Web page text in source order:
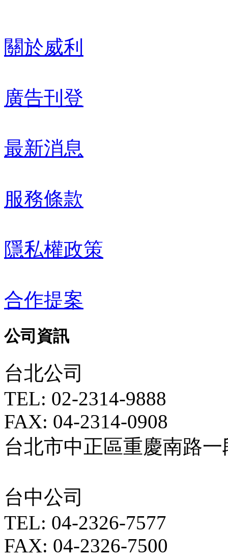
關於威利
廣告刊登
最新消息
服務條款
隱私權政策
合作提案
公司資訊
台北公司
TEL: 02-2314-9888
FAX: 04-2314-0908
台北市中正區重慶南路一
台中公司
TEL: 04-2326-7577
FAX: 04-2326-7500